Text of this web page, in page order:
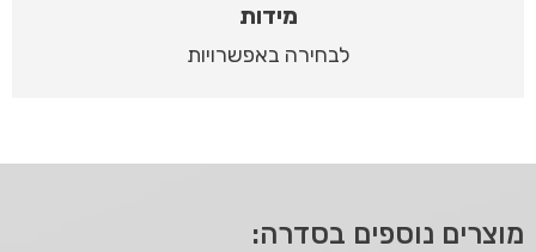
מידות
לבחירה באפשרויות
מוצרים נוספים בסדרה: